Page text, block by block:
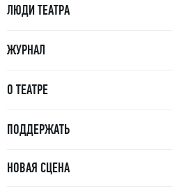
ЛЮДИ ТЕАТРА
ЖУРНАЛ
О ТЕАТРЕ
ПОДДЕРЖАТЬ
НОВАЯ СЦЕНА